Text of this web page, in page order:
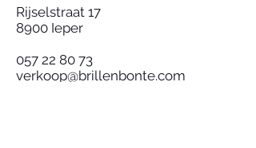
Rijselstraat 17
8900 Ieper
057 22 80 73
verkoop@brillenbonte.com